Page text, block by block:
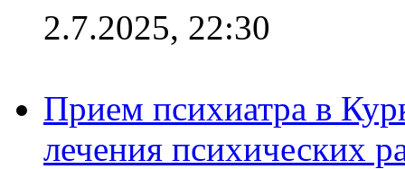
2.7.2025, 22:30
Прием психиатра в
лечения психических